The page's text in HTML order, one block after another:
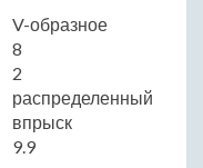
V-образное
8
2
распределенный
впрыск
9.9